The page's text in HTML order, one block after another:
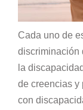
Cada uno de
discriminación
la
de creencias y
con